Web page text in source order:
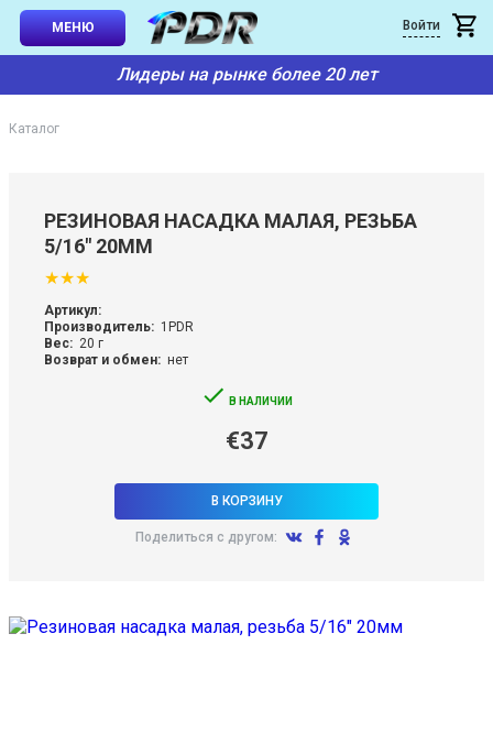
МЕНЮ Войти
Лидеры на рынке более 20 лет
Каталог
РЕЗИНОВАЯ НАСАДКА МАЛАЯ, РЕЗЬБА
5/16" 20ММ
★★★
Артикул:
Производитель: 1PDR
Вес: 20 г
Возврат и обмен: нет
В НАЛИЧИИ
€37
В КОРЗИНУ
Поделиться с другом:
НАБОРЫ
СИСТЕМА
×
Обратный звонок
Вы можете заказать бесплатный обратный звонок с сайта.
Ваше имя
Введите текст с картинки